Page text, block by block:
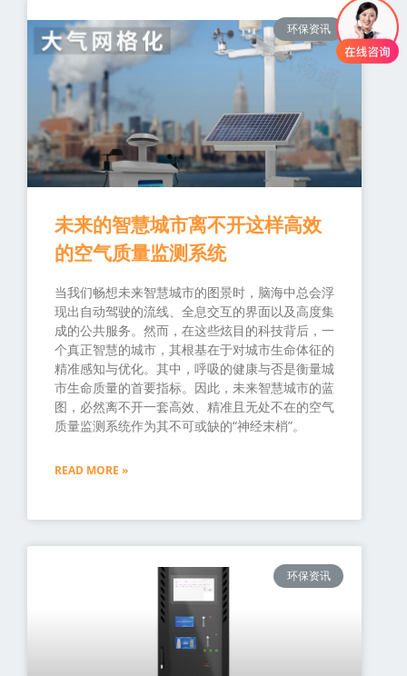
环保资讯
未来的智慧城市离不开这样高效
的空气质量监测系统
当我们畅想未来智慧城市的图景时，脑海中总会浮
现出自动驾驶的流线、全息交互的界面以及高度集
成的公共服务。然而，在这些炫目的科技背后，一
个真正智慧的城市，其根基在于对城市生命体征的
精准感知与优化。其中，呼吸的健康与否是衡量城
市生命质量的首要指标。因此，未来智慧城市的蓝
图，必然离不开一套高效、精准且无处不在的空气
质量监测系统作为其不可或缺的“神经末梢”。
READ MORE »
环保资讯